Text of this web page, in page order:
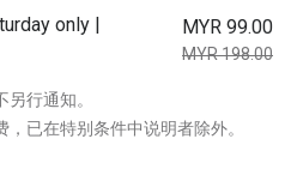
only |
MYR 99.00
MYR 198.00
行通知。
已在特别条件中说明者除外。